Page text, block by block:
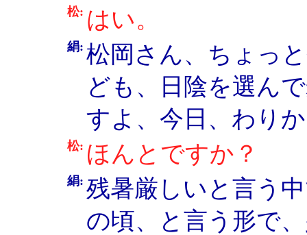
松: はい。
絹: 松岡さん、ちょっ
ども、日陰を選ん
すよ、今日、わり
松: ほんとですか？
絹: 残暑厳しいと言う
の頃、と言う形で